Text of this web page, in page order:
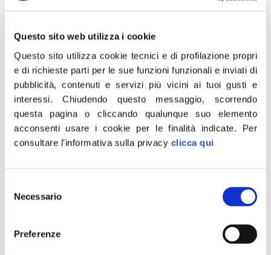
Questo sito web utilizza i cookie
Questo sito utilizza cookie tecnici e di profilazione propri
e di richieste parti per le sue funzioni funzionali e inviati di
pubblicità, contenuti e servizi più vicini ai tuoi gusti e
interessi.Chiudendo questo messaggio, scorrendo
questa pagina o cliccando qualunque suo elemento
acconsenti usare i cookie per le finalità indicate. Per
consultare l'informativa sulla privacy clicca qui
delNecessario
Preferenze
cittadinanza. A Genova, le Forze dell’Ordine hanno
indebitamente. Una frode milionaria ai danni dello Stato
e uno smacco a tutti quegli italiani perbene che pagano
le tasse e che, con determinazione, cercano di uscire da
questa grave crisi economica. Il Reddito di cittadinanza
è una follia grillina che va abolita immediatamente.
Dispiace che tutti i partiti che sostengono Draghi,
Lo scrive su Facebook il presidente di Fratelli d’Italia,